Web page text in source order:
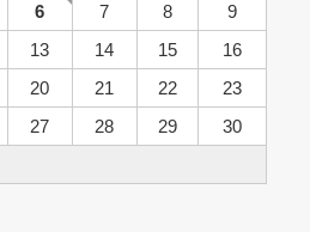
6 7 8
9
13 14 15
16
20 21 22
23
27 28 29
30